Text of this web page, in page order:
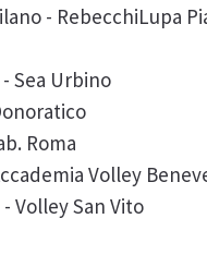
- RebecchiLupa
Sea Urbino
Roma
Volley
Volley San Vito